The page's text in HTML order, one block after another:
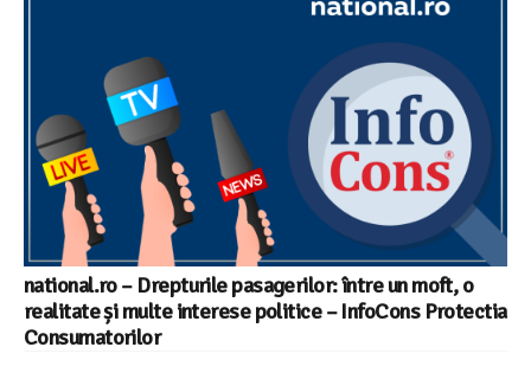
national.ro – Drepturile pasagerilor: între un moft, o
realitate și multe interese politice – InfoCons Protectia
Consumatorilor